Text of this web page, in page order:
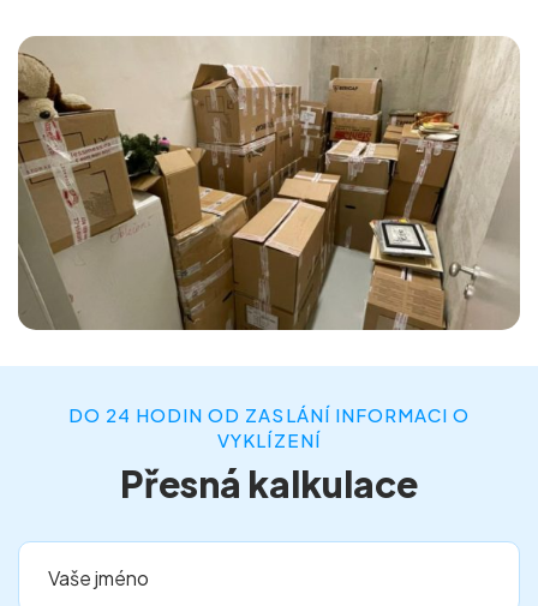
DO 24 HODIN OD ZASLÁNÍ INFORMACI O
VYKLÍZENÍ
Přesná kalkulace
Vaše jméno